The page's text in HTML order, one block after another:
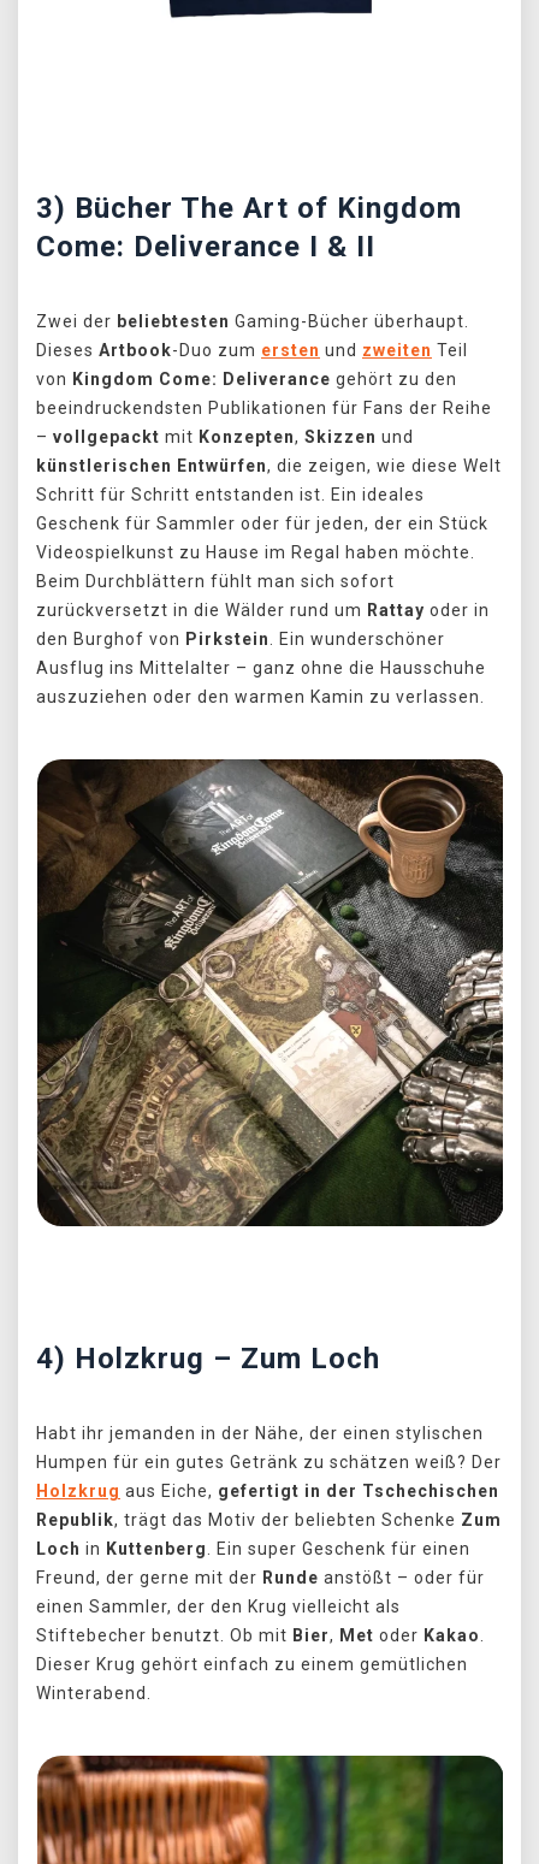
3) Bücher The Art of Kingdom
Come: Deliverance I & II
Zwei der beliebtesten Gaming-Bücher überhaupt.
Dieses Artbook-Duo zum ersten und zweiten Teil
von Kingdom Come: Deliverance gehört zu den
beeindruckendsten Publikationen für Fans der Reihe
– vollgepackt mit Konzepten, Skizzen und
künstlerischen Entwürfen, die zeigen, wie diese Welt
Schritt für Schritt entstanden ist. Ein ideales
Geschenk für Sammler oder für jeden, der ein Stück
Videospielkunst zu Hause im Regal haben möchte.
Beim Durchblättern fühlt man sich sofort
zurückversetzt in die Wälder rund um Rattay oder in
den Burghof von Pirkstein
. Ein wunderschöner
Ausflug ins Mittelalter – ganz ohne die Hausschuhe
auszuziehen oder den warmen Kamin zu verlassen.
4) Holzkrug – Zum Loch
Habt ihr jemanden in der Nähe, der einen stylischen
Humpen für ein gutes Getränk zu schätzen weiß? Der
Holzkrug aus Eiche, gefertigt in der Tschechischen
Republik, trägt das Motiv der beliebten Schenke Zum
Loch in Kuttenberg
. Ein super Geschenk für einen
Freund, der gerne mit der Runde anstößt – oder für
einen Sammler, der den Krug vielleicht als
Stiftebecher benutzt. Ob mit Bier, Met oder Kakao
Dieser Krug gehört einfach zu einem gemütlichen
Winterabend.